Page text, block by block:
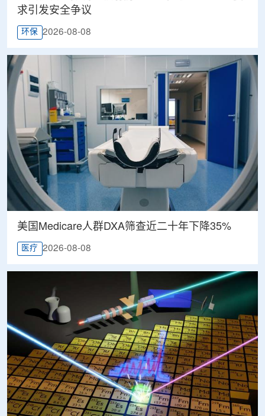
求引发安全争议
环保 2026-08-08
美国Medicare人群DXA筛查近二十年下降35%
医疗 2026-08-08